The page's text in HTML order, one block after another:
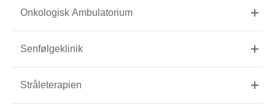
Onkologisk Ambulatorium
Senfølgeklinik
Stråleterapien